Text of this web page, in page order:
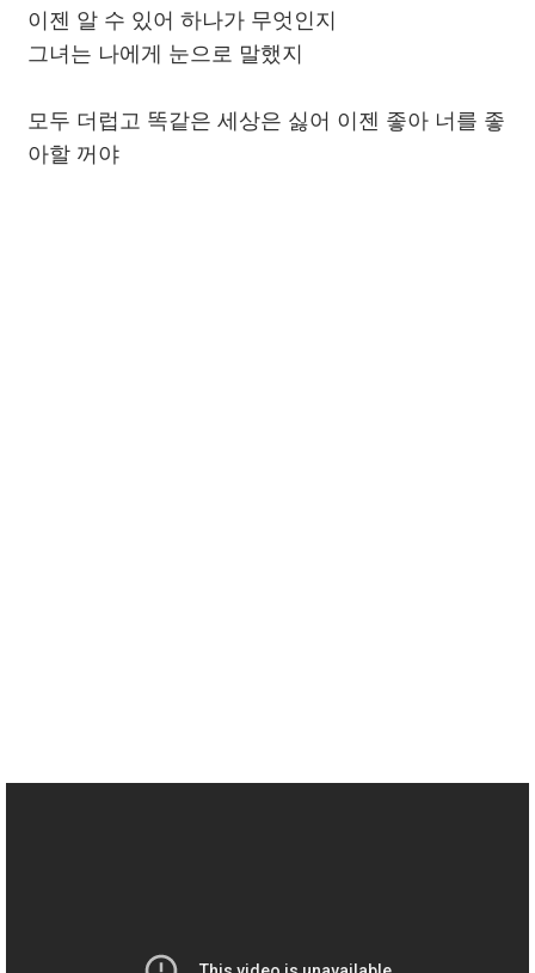
이젠 알 수 있어 하나가 무엇인지
그녀는 나에게 눈으로 말했지
모두 더럽고 똑같은 세상은 싫어 이젠 좋아 너를 좋
아할 꺼야